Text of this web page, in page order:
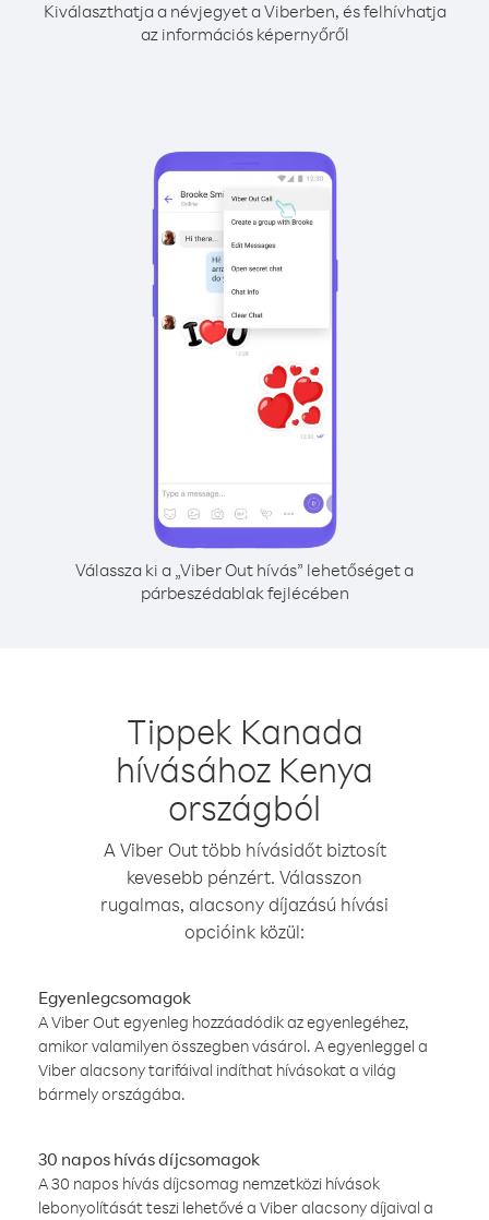
Kiválaszthatja a névjegyet a Viberben, és felhívhatja
az információs képernyőről
Válassza ki a „Viber Out hívás” lehetőséget a
párbeszédablak fejlécében
Tippek Kanada
hívásához Kenya
országból
A Viber Out több hívásidőt biztosít
kevesebb pénzért. Válasszon
rugalmas, alacsony díjazású hívási
opcióink közül:
Egyenlegcsomagok
A Viber Out egyenleg hozzáadódik az egyenlegéhez,
amikor valamilyen összegben vásárol. A egyenleggel a
Viber alacsony tarifáival indíthat hívásokat a világ
bármely országába.
30 napos hívás díjcsomagok
A 30 napos hívás díjcsomag nemzetközi hívások
lebonyolítását teszi lehetővé a Viber alacsony díjaival a